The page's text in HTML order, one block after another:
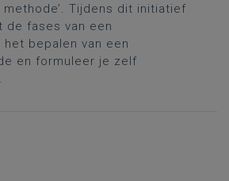
Tijdens dit initiatief
de fases van een
bepalen van een
en formuleer je zelf